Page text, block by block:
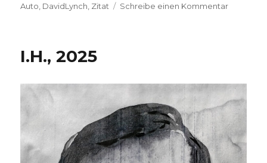
am
Auto, DavidLynch, Zitat Schreibe einen Kommentarzu
I.H., 2025